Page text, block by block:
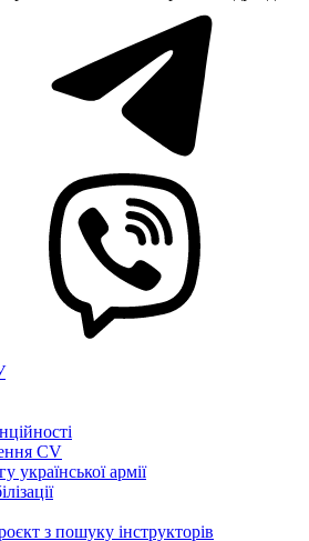
CV
української армії
з пошуку інструкторів